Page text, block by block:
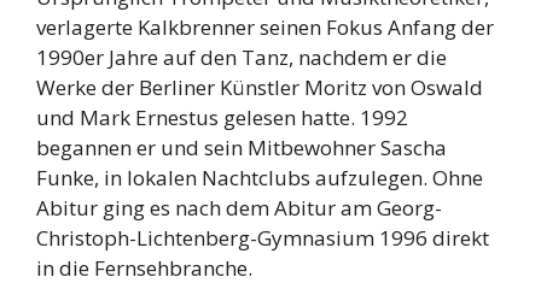
verlagerte Kalkbrenner seinen Fokus Anfang der
1990er Jahre auf den Tanz, nachdem er die
Werke der Berliner Künstler Moritz von Oswald
und Mark Ernestus gelesen hatte. 1992
begannen er und sein Mitbewohner Sascha
Funke, in lokalen Nachtclubs aufzulegen. Ohne
Abitur ging es nach dem Abitur am Georg-
Christoph-Lichtenberg-Gymnasium 1996 direkt
in die Fernsehbranche.